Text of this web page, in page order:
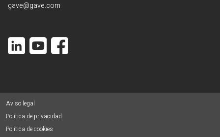
gave@gave.com
Aviso legal
Política de privacidad
Política de cookies